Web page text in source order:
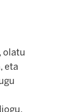
olatu
eta